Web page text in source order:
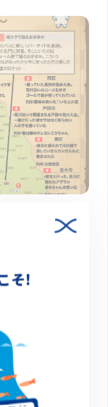
ポ コラボ記
そ!